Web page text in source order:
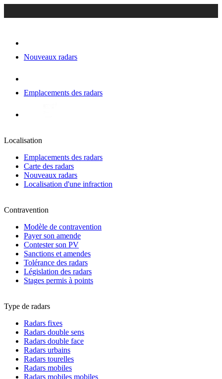
Nouveaux radars
Emplacements des radars
Localisation
Emplacements des radars
Carte des radars
Nouveaux radars
Localisation d'une infraction
Contravention
Modèle de contravention
Payer son amende
Contester son PV
Sanctions et amendes
Tolérance des radars
Législation des radars
Stages permis à points
Type de radars
Radars fixes
Radars double sens
Radars double face
Radars urbains
Radars tourelles
Radars mobiles
Radars mobiles mobiles